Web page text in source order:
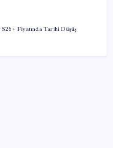
S26+ Fiyatında Tarihi Düşüş